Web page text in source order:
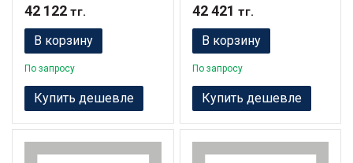
42 122 тг.
В корзину
По запросу
Купить дешевле
42 421 тг.
В корзину
По запросу
Купить дешевле